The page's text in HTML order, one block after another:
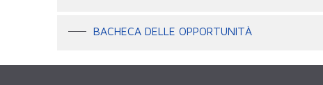
BACHECA DELLE OPPORTUNITÀ